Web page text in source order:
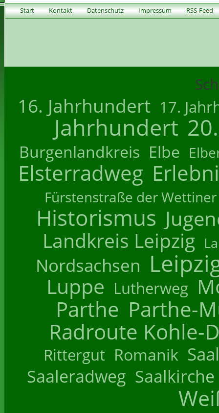
Start Kontakt Datenschutz Impressum RSS-Feed
16. Jahrhundert 17.
Jahrhundert
Burgenlandkreis Elbe
Elsterradweg
Fürstenstraße der Wettiner
Historismus
Landkreis Leipzig
Nordsachsen
Luppe Lutherweg
Parthe Parthe-
Radroute Kohle-
Rittergut Romanik
Saaleradweg Saalkirche